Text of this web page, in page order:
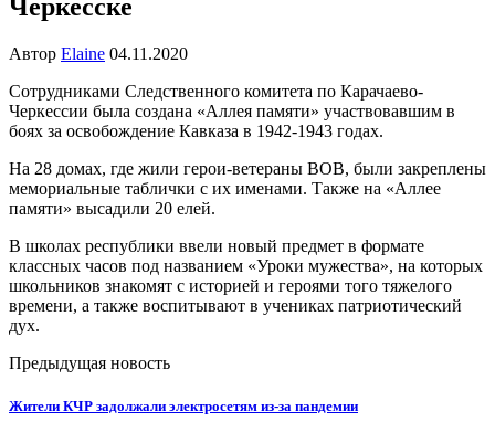
Черкесске
Автор Elaine 04.11.2020
Сотрудниками Следственного комитета по Карачаево-
Черкессии была создана «Аллея памяти» участвовавшим в
боях за освобождение Кавказа в 1942-1943 годах.
На 28 домах, где жили герои-ветераны ВОВ, были закреплены
мемориальные таблички с их именами. Также на «Аллее
памяти» высадили 20 елей.
В школах республики ввели новый предмет в формате
классных часов под названием «Уроки мужества», на которых
школьников знакомят с историей и героями того тяжелого
времени, а также воспитывают в учениках патриотический
дух.
Предыдущая новость
Жители КЧР задолжали электросетям из-за пандемии